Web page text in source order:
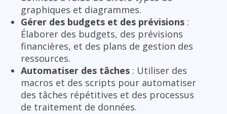
graphiques et diagrammes.
Gérer des budgets et des prévisions :
Élaborer des budgets, des prévisions
financières, et des plans de gestion des
ressources.
Automatiser des tâches : Utiliser des
macros et des scripts pour automatiser
des tâches répétitives et des processus
de traitement de données.